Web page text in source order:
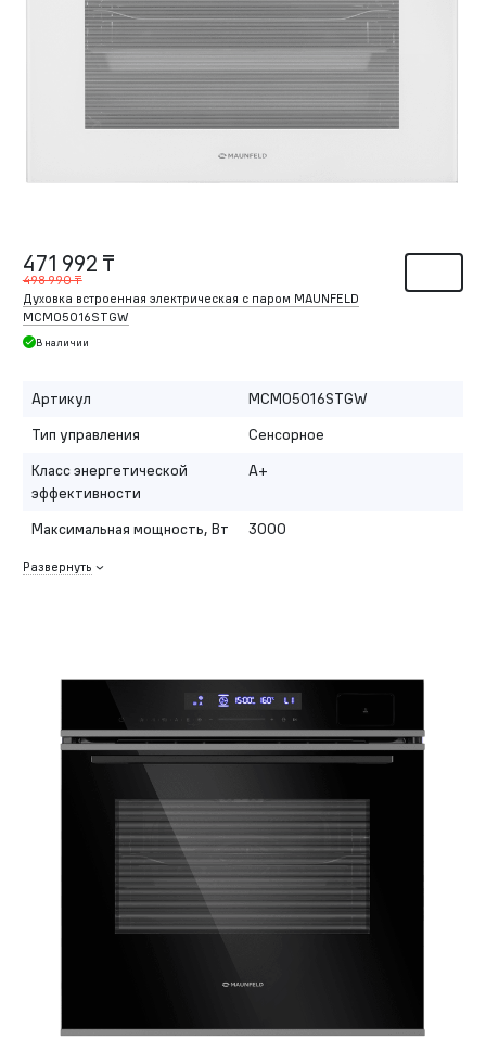
471 992 ₸
498 990 ₸
Духовка встроенная электрическая с паром MAUNFELD
MCMO5016STGW
В наличии
Артикул
MCMO5016STGW
Тип управления
Сенсорное
Класс энергетической
эффективности
A+
Максимальная мощность, Вт 3000
Развернуть